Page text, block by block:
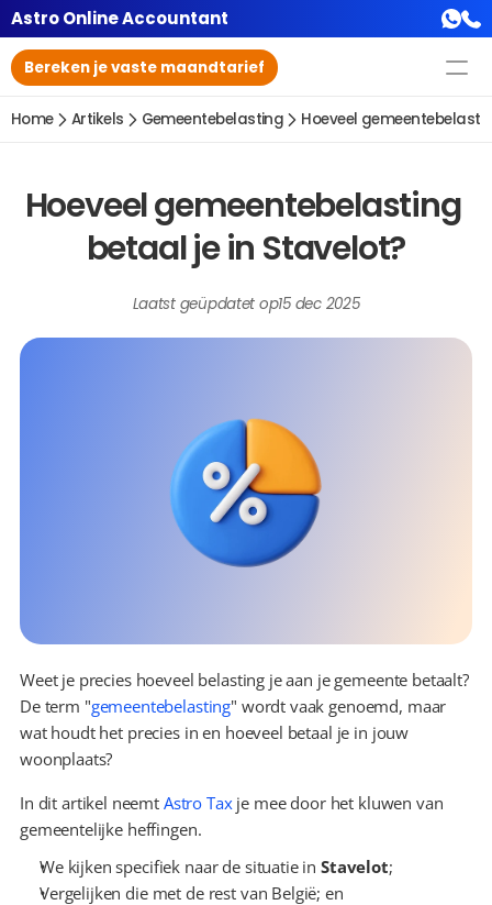
Astro Online Accountant
Bereken je vaste maandtarief
Home Artikels Gemeentebelasting Hoeveel
Hoeveel gemeentebelasting
betaal je in Stavelot?
Laatst geüpdatet op15 dec 2025
Weet je precies hoeveel belasting je aan je gemeente betaalt?
De term "gemeentebelasting" wordt vaak genoemd, maar
wat houdt het precies in en hoeveel betaal je in jouw
woonplaats?
In dit artikel neemt Astro Tax je mee door het kluwen van
gemeentelijke heffingen.
We kijken specifiek naar de situatie in Stavelot;
Vergelijken die met de rest van België; en